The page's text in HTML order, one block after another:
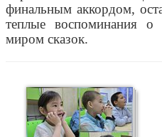
финальным аккордом,
теплые воспоминания о
миром сказок.